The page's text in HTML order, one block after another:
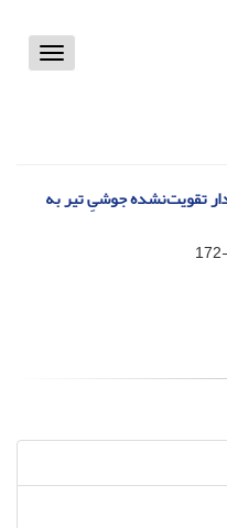
Toggle
تقویت‌نشده جوشیِ تیر به